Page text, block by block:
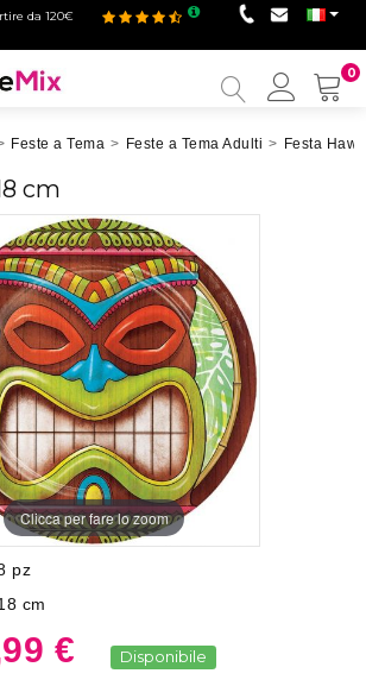
da 120€
0
mio
Feste a Tema > Feste a Tema Adulti > Festa
cm
Clicca per fare lo zoom
pz
cm
€ Disponibile